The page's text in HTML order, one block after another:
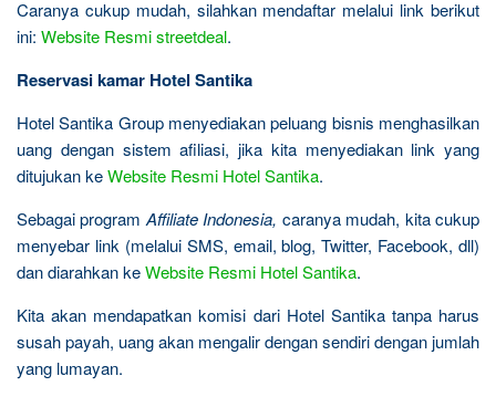
Caranya cukup mudah, silahkan mendaftar melalui link berikut
ini: Website Resmi streetdeal.
Reservasi kamar Hotel Santika
Hotel Santika Group menyediakan peluang bisnis menghasilkan
uang dengan sistem afiliasi, jika kita menyediakan link yang
ditujukan keWebsite Resmi Hotel Santika.
Sebagai program Affiliate Indonesia, caranya mudah, kita cukup
menyebar link (melalui SMS, email, blog, Twitter, Facebook, dll)
dan diarahkan keWebsite Resmi Hotel Santika.
Kita akan mendapatkan komisi dari Hotel Santika tanpa harus
susah payah, uang akan mengalir dengan sendiri dengan jumlah
yang lumayan.